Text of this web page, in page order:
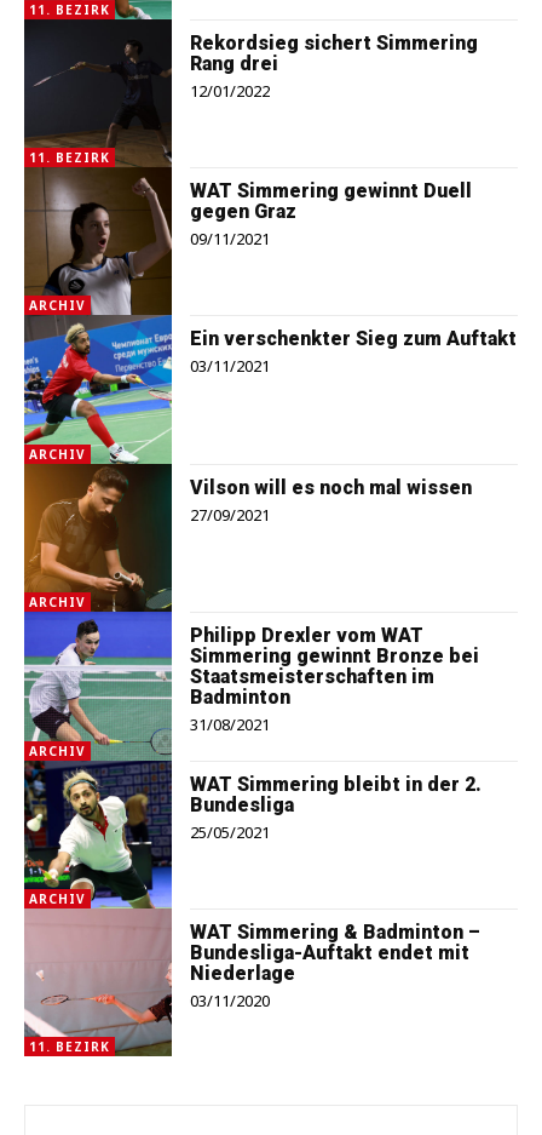
11. BEZIRK
11. BEZIRK
Rekordsieg sichert Simmering
Rang drei
12/01/2022
ARCHIV
WAT Simmering gewinnt Duell
gegen Graz
09/11/2021
ARCHIV
Ein verschenkter Sieg zum Auftakt
03/11/2021
ARCHIV
Vilson will es noch mal wissen
27/09/2021
ARCHIV
Philipp Drexler vom WAT
Simmering gewinnt Bronze bei
Staatsmeisterschaften im
Badminton
31/08/2021
ARCHIV
WAT Simmering bleibt in der 2.
Bundesliga
25/05/2021
11. BEZIRK
WAT Simmering & Badminton –
Bundesliga-Auftakt endet mit
Niederlage
03/11/2020